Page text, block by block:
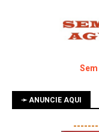
➛ ANUNCIE AQUI